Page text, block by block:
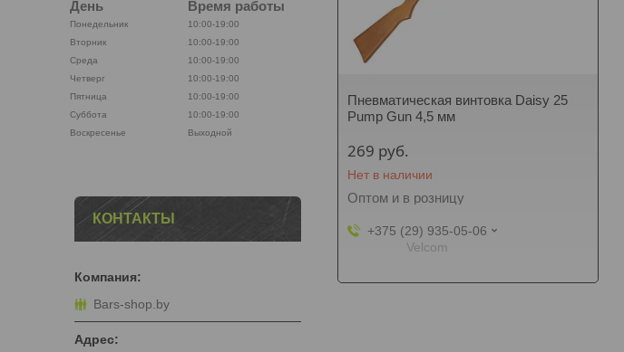
Пневматическая винтовка Daisy 25
Pump Gun 4,5 мм
269 руб.
Нет в наличии
Оптом и в розницу
+375 (29) 935-05-06
Velcom
День
Время работы
Понедельник
10:00-19:00
Вторник
10:00-19:00
Среда
10:00-19:00
Четверг
10:00-19:00
Пятница
10:00-19:00
Суббота
10:00-19:00
Воскресенье
Выходной
КОНТАКТЫ
Bars-shop.by